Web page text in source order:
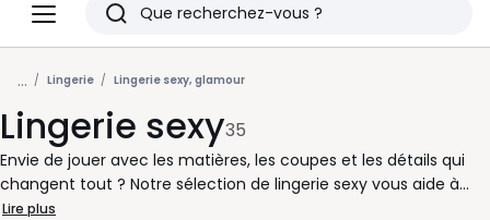
Menu
Redoute
Rechercher
Derniers
articles
vus
... Lingerie Lingerie sexy, glamour
Lingerie sexy35
Envie de jouer avec les matières, les coupes et les détails qui
changent tout ? Notre sélection de lingerie sexy vous aide à
composer un ensemble qui vous ressemble, du plus discret au
Lire plus